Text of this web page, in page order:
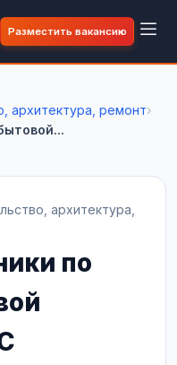
Разместить вакансию
архитектура, ремонт›
архитектура,
по